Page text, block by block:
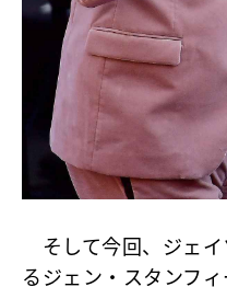
そして今回、ジェ
るジェン・スタンフ